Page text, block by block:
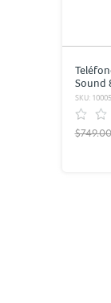
Sound
SKU:
$749.00